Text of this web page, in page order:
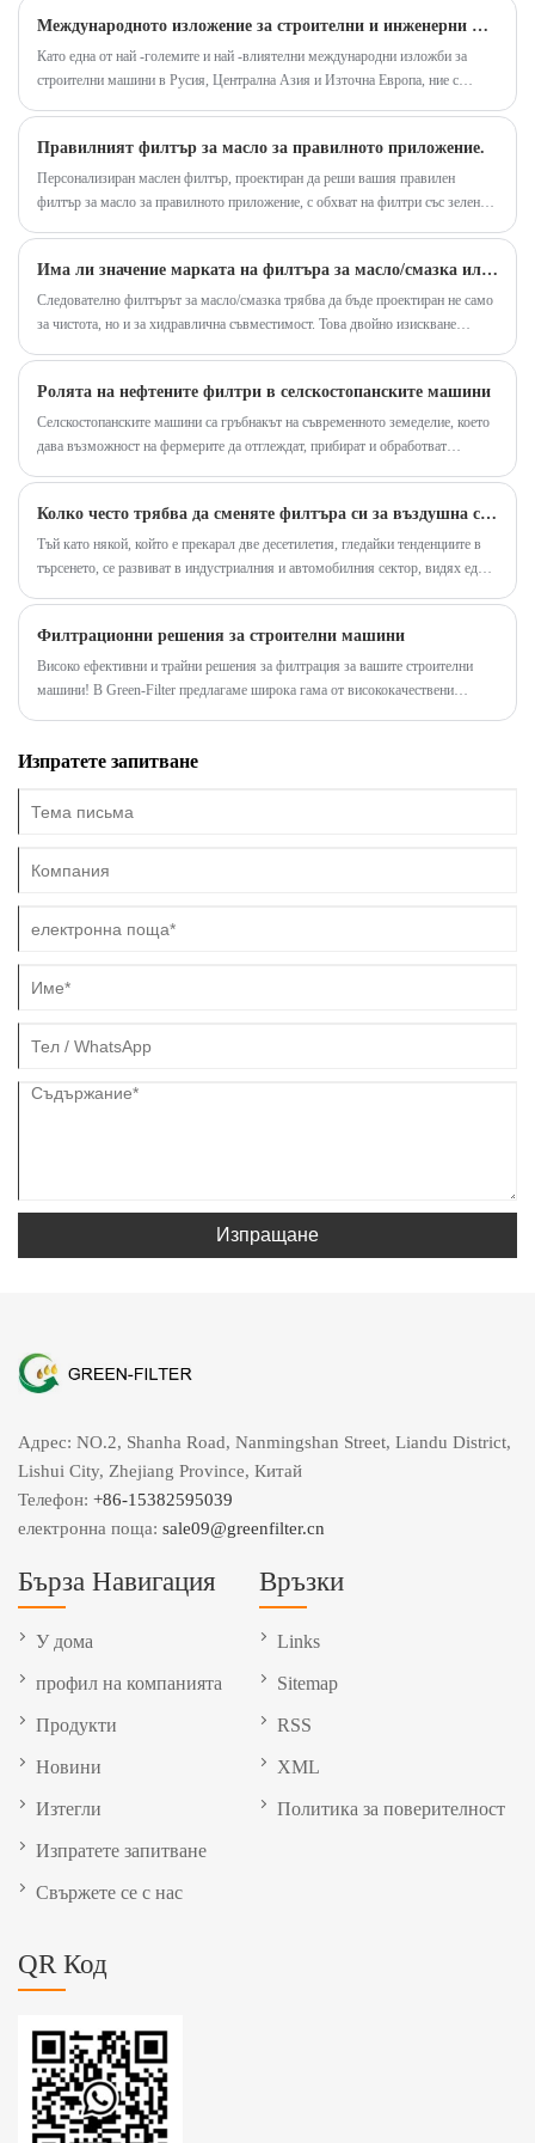
подобряват ефективността на горивото и
защитават други критични компоненти.
показатели. Отговаря на стандартните
изисквания за размер на багерите на Doosan и е
лесен за инсталиране и подмяна.
Международното изложение за строителни и инженерни машини на 25 -та Русия (CTT Expo 2025)
Като една от най -големите и най -влиятелни международни изложби за
строителни машини в Русия, Централна Азия и Източна Европа, ние с
Правилният филтър за масло за правилното приложение.
Персонализиран маслен филтър, проектиран да реши вашия правилен
филтър за масло за правилното приложение, с обхват на филтри със зелен
Има ли значение марката на филтъра за масло/смазка или всички филтри са еднакви отвътре?
Следователно филтърът за масло/смазка трябва да бъде проектиран не само
за чистота, но и за хидравлична съвместимост. Това двойно изискване
Ролята на нефтените филтри в селскостопанските машини
Селскостопанските машини са гръбнакът на съвременното земеделие, което
дава възможност на фермерите да отглеждат, прибират и обработват
оптимална производителност и дълголетие, правилните системи за
филтриране са от съществено значение.
Колко често трябва да сменяте филтъра си за въздушна сушилня
Тъй като някой, който е прекарал две десетилетия, гледайки тенденциите в
търсенето, се развиват в индустриалния и автомобилния сектор, видях един
който поддържа всичко да работи гладко. Този въпрос е, колко често трябва
да сменяте филтъра си за сушилня на въздуха. Отговорът, научих, че рядко е
просто число. Това е уравнение въз основа на вашето оборудване, вашата
Филтрационни решения за строителни машини
Високо ефективни и трайни решения за филтрация за вашите строителни
машини! В Green-Filter предлагаме широка гама от висококачествени
дори при тежки условия.
Изпратете запитване
Изпращане
Адрес: NO.2, Shanha Road, Nanmingshan Street, Liandu District,
Lishui City, Zhejiang Province, Китай
Телефон: +86-15382595039
електронна поща: sale09@greenfilter.cn
Бърза Навигация
У дома
профил на компанията
Продукти
Новини
Изтегли
Изпратете запитване
Свържете се с нас
Връзки
Links
Sitemap
RSS
XML
Политика за поверителност
QR Код